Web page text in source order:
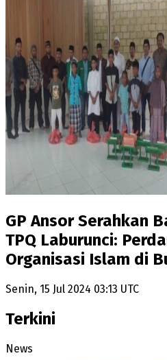
GP Ansor Serahkan
TPQ Laburunci:
Organisasi Islam di
Senin, 15 Jul 2024 03:13 UTC
Terkini
News